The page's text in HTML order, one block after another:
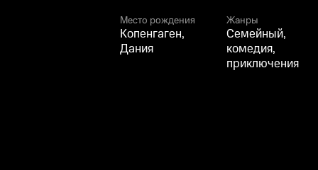
Место рождения
Копенгаген,
Дания
Жанры
Семейный,
комедия,
приключения